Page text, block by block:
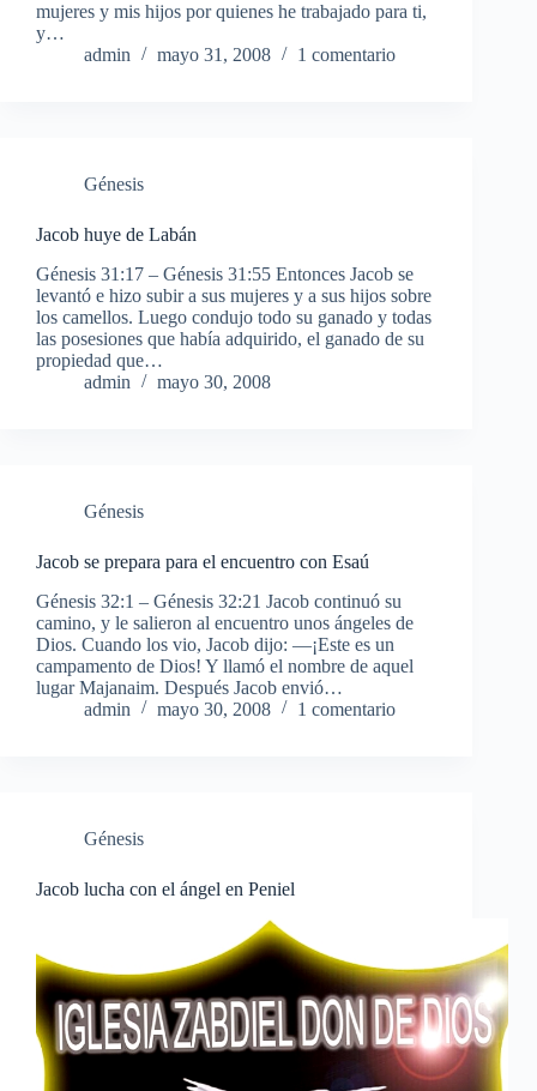
mujeres y mis hijos por quienes he trabajado para ti,
y…
admin
mayo 31, 2008 1 comentario
Génesis
Jacob huye de Labán
Génesis 31:17 – Génesis 31:55 Entonces Jacob se
levantó e hizo subir a sus mujeres y a sus hijos sobre
los camellos. Luego condujo todo su ganado y todas
las posesiones que había adquirido, el ganado de su
propiedad que…
admin
mayo 30, 2008
Génesis
Jacob se prepara para el encuentro con Esaú
Génesis 32:1 – Génesis 32:21 Jacob continuó su
camino, y le salieron al encuentro unos ángeles de
Dios. Cuando los vio, Jacob dijo: —¡Este es un
campamento de Dios! Y llamó el nombre de aquel
lugar Majanaim. Después Jacob envió…
admin
mayo 30, 2008 1 comentario
Génesis
Jacob lucha con el ángel en Peniel